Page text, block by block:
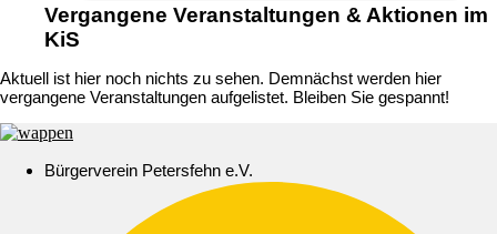
Vergangene Veranstaltungen & Aktionen im
KiS
Aktuell ist hier noch nichts zu sehen. Demnächst werden hier
vergangene Veranstaltungen aufgelistet. Bleiben Sie gespannt!
Bürgerverein Petersfehn e.V.